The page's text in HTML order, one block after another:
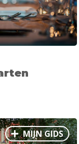
MIJN GIDS